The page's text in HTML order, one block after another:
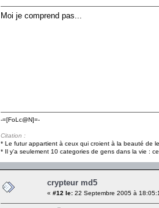
Moi je comprend pas...
-=[FoLc@N]=-
Citation :
* Le futur appartient à ceux qui croient à la beauté de
* Il y'a seulement 10 categories de gens dans la vie :
crypteur md5
« #12 le: 22 Septembre 2005 à